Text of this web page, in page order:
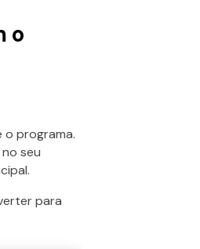
o
o programa.
seu
para